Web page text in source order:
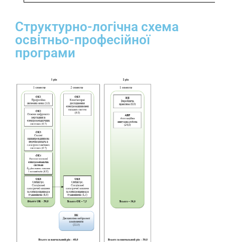
Структурно-логічна схема
освітньо-професійної
програми